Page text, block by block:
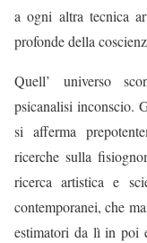
a ogni altra tecnica
profonde della
Quell’ universo
psicanalisi inconscio.
si afferma
ricerche sulla
ricerca artistica e
contemporanei, che
estimatori da lì in poi